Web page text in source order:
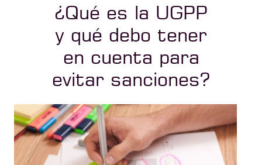
¿Qué es la UGPP
y qué debo tener
en cuenta para
evitar sanciones?